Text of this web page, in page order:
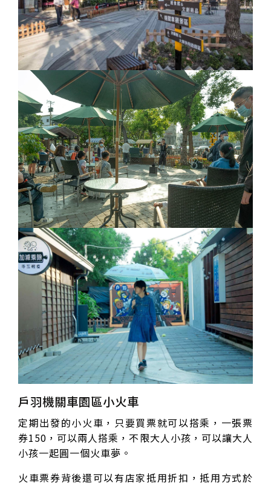
戶羽機關車園區小火車
定期出發的小火車，只要買票就可以搭乘，一張票
券150，可以兩人搭乘，不限大人小孩，可以讓大人
小孩一起圓一個火車夢。
火車票券背後還可以有店家抵用折扣，抵用方式於